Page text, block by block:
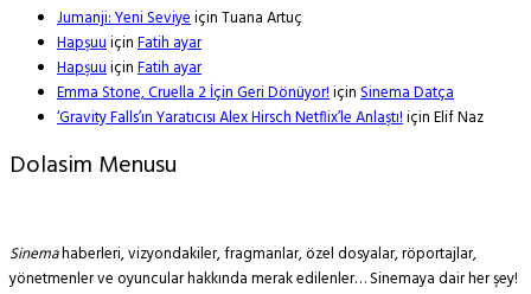
Jumanji: Yeni SeviyeiçinTuana Artuç
HapşuuiçinFatih ayar
HapşuuiçinFatih ayar
Emma Stone, Cruella 2 İçin Geri Dönüyor!içinSinema Datça
‘Gravity Falls’ın Yaratıcısı Alex Hirsch Netflix’le Anlaştı!içinElif Naz
Dolasim Menusu
Sinemahaberleri, vizyondakiler, fragmanlar, özel dosyalar, röportajlar,
yönetmenler ve oyuncular hakkında merak edilenler… Sinemaya dair her şey!